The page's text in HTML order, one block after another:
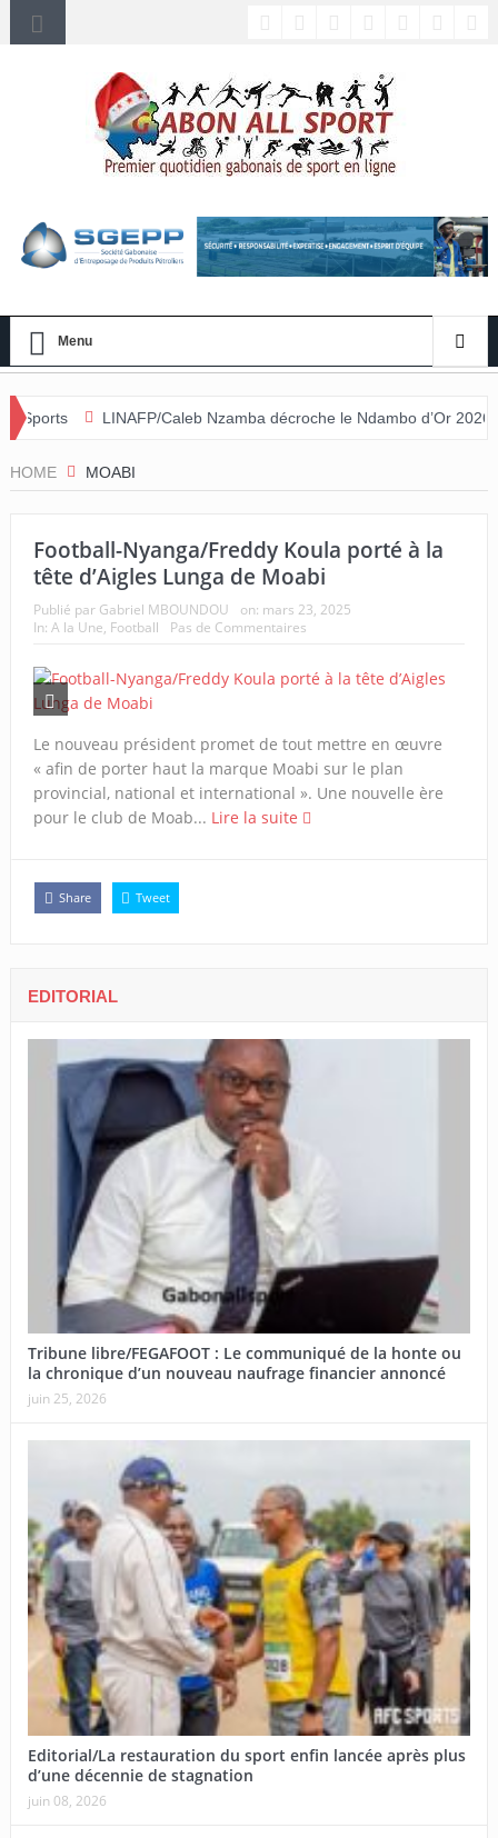
Menu
Caleb Nzamba décroche le Ndambo d’Or 2026 et Alain
HOME MOABI
Football-Nyanga/Freddy Koula porté à la
tête d’Aigles Lunga de Moabi
Publié par Gabriel MBOUNDOU on: mars 23, 2025
In: A la Une, Football Pas de Commentaires
Le nouveau président promet de tout mettre en œuvre
« afin de porter haut la marque Moabi sur le plan
provincial, national et international ». Une nouvelle ère
pour le club de Moab... Lire la suite
Share Tweet
EDITORIAL
Tribune libre/FEGAFOOT : Le communiqué de la honte ou
la chronique d’un nouveau naufrage financier annoncé
juin 25, 2026
Editorial/La restauration du sport enfin lancée après plus
d’une décennie de stagnation
juin 08, 2026